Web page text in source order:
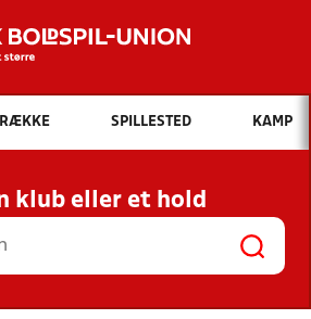
Hvad vil du søge efter?
INDHOLD OG NYHEDER
KLUBBER OG
HOLD
RÆKKE SPILLESTED KAMP
klub eller et hold